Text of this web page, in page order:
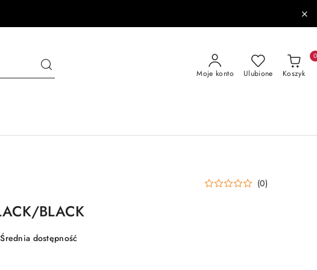
Moje konto Ulubione Koszyk
0
(0)
BLACK
Średnia dostępność